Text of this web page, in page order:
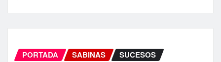
PORTADA SABINAS SUCESOS